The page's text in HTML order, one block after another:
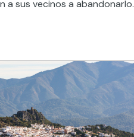
a sus vecinos a abandonarlo.
encaladas son el paraíso.